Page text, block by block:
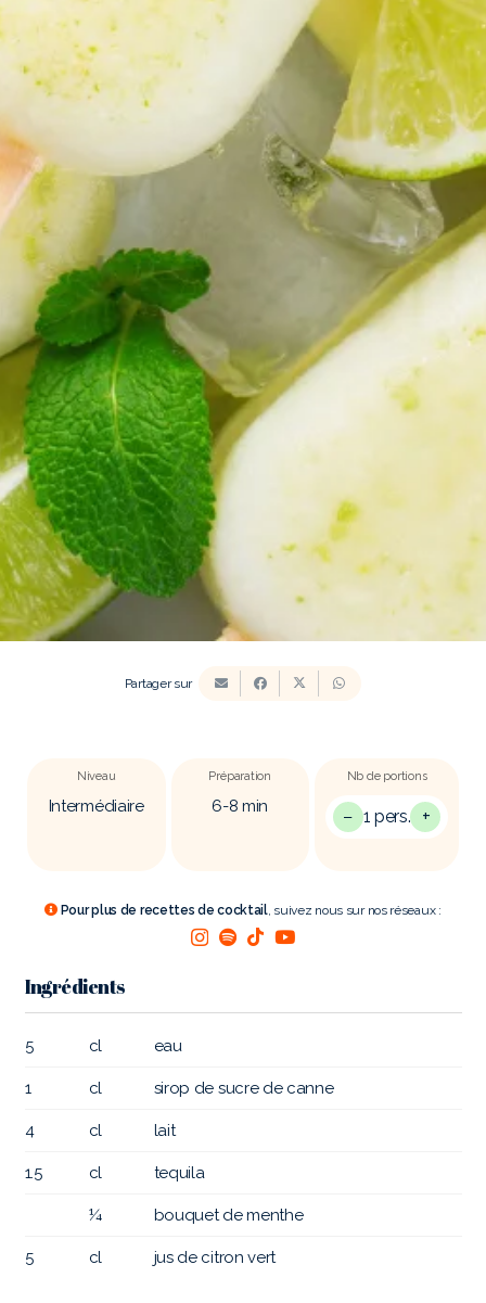
Partager sur
Niveau
Intermédiaire
Préparation
6-8 min
Nb de portions
− 1 pers. +
Pour plus de recettes de cocktail, suivez nous sur nos réseaux :
Ingrédients
5 cl eau
1 cl sirop de sucre de canne
4 cl lait
1.5 cl tequila
¼ bouquet de menthe
5 cl jus de citron vert